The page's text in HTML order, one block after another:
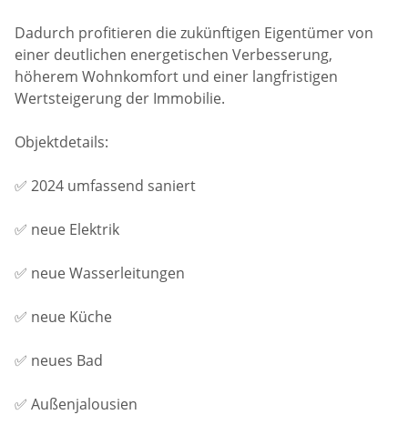
Dadurch profitieren die zukünftigen Eigentümer von
einer deutlichen energetischen Verbesserung,
höherem Wohnkomfort und einer langfristigen
Wertsteigerung der Immobilie.
Objektdetails:
✅ 2024 umfassend saniert
✅ neue Elektrik
✅ neue Wasserleitungen
✅ neue Küche
✅ neues Bad
✅ Außenjalousien